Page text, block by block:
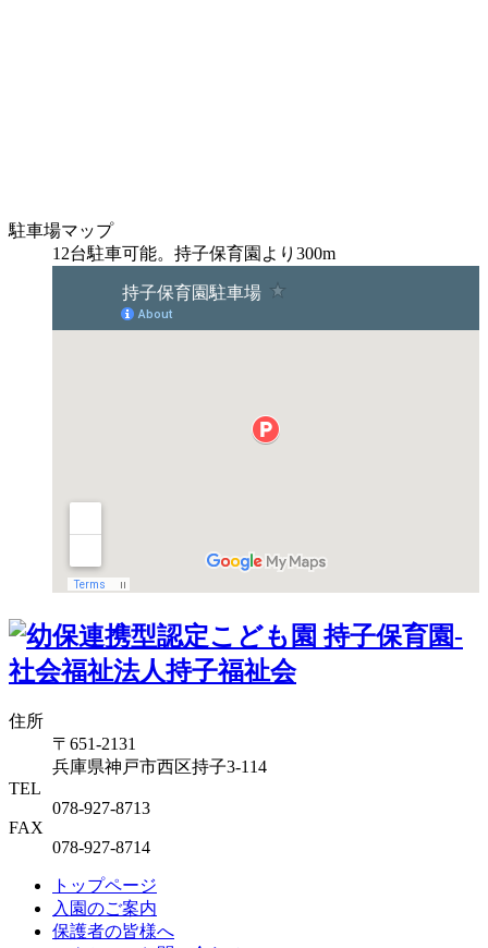
駐車場マップ
12台駐車可能。持子保育園より300m
住所
〒651-2131
兵庫県神戸市西区持子3-114
TEL
078-927-8713
FAX
078-927-8714
トップページ
入園のご案内
保護者の皆様へ